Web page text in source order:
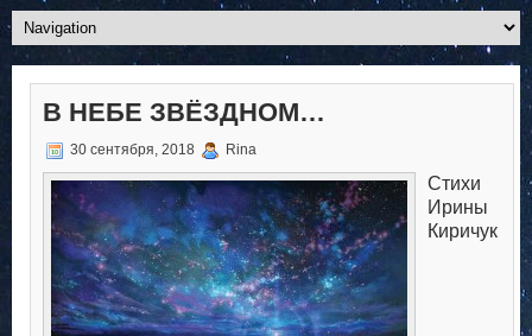
В НЕБЕ ЗВЁЗДНОМ…
30 сентября, 2018 Rina
Стихи
Ирины
Киричук